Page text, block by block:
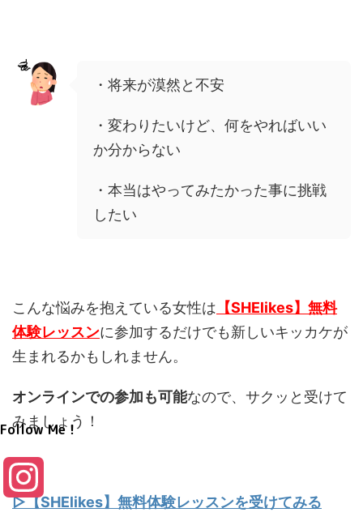
・将来が漠然と不安
・変わりたいけど、何をやればいい
か分からない
・本当はやってみたかった事に挑戦
したい
こんな悩みを抱えている女性は 【SHElikes】無料
体験レッスンに参加するだけでも新しいキッカケが
生まれるかもしれません。
オンラインでの参加も可能なので、サクッと受けて
みましょう！
▷【SHElikes】無料体験レッスンを受けてみる
Follow Me！